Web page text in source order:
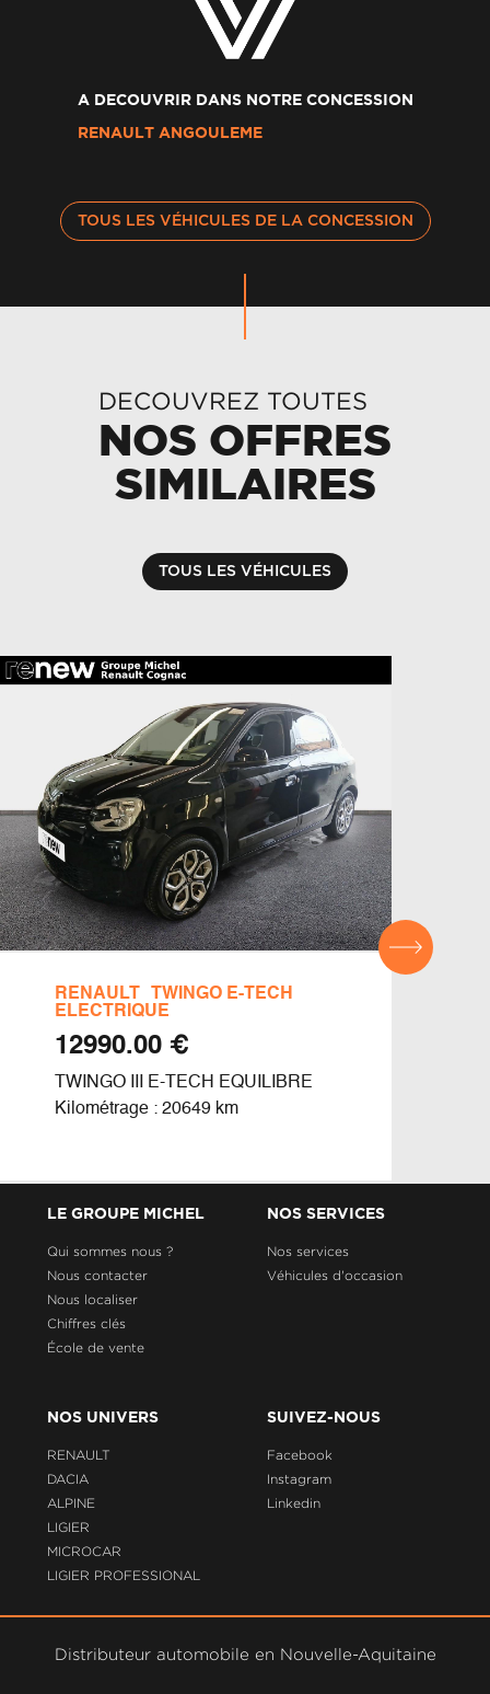
A DECOUVRIR DANS NOTRE CONCESSION
RENAULT ANGOULEME
TOUS LES VÉHICULES DE LA CONCESSION
RENAULT
TWINGO E-TECH
ELECTRIQUE
€ 12990.00
TWINGO III E-TECH EQUILIBRE
Kilométrage : 20649 km
DECOUVREZ TOUTES
NOS OFFRES
SIMILAIRES
TOUS LES VÉHICULES
LE GROUPE MICHEL
Qui sommes nous ?
Nous contacter
Nous localiser
Chiffres clés
École de vente
NOS SERVICES
Nos services
Véhicules d'occasion
NOS UNIVERS
RENAULT
DACIA
ALPINE
LIGIER
MICROCAR
LIGIER PROFESSIONAL
SUIVEZ-NOUS
Facebook
Instagram
Linkedin
Distributeur automobile en Nouvelle-Aquitaine